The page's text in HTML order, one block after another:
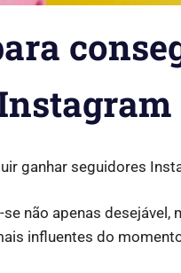
ganhar seguidores
não apenas desejável,
influentes do